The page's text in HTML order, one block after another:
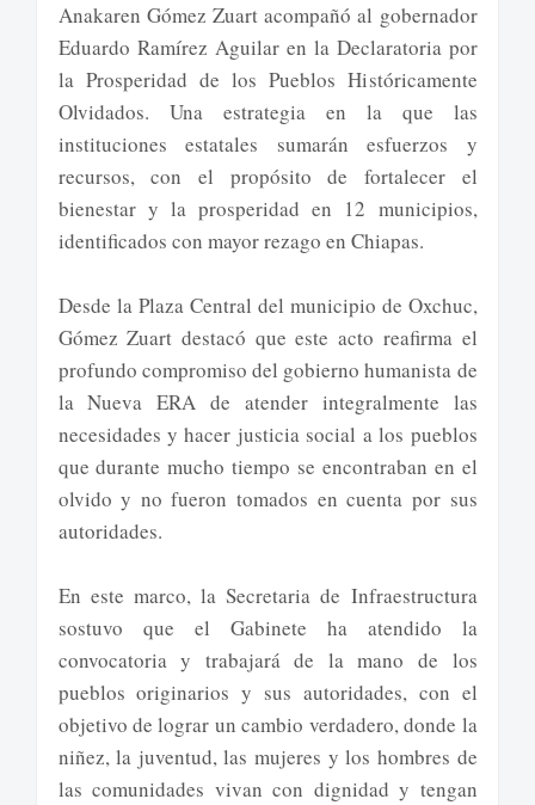
Anakaren Gómez Zuart acompañó al gobernador
Eduardo Ramírez Aguilar en la Declaratoria por
la Prosperidad de los Pueblos Históricamente
Olvidados. Una estrategia en la que las
instituciones estatales sumarán esfuerzos y
recursos, con el propósito de fortalecer el
bienestar y la prosperidad en 12 municipios,
identificados con mayor rezago en Chiapas.
Desde la Plaza Central del municipio de Oxchuc,
Gómez Zuart destacó que este acto reafirma el
profundo compromiso del gobierno humanista de
la Nueva ERA de atender integralmente las
necesidades y hacer justicia social a los pueblos
que durante mucho tiempo se encontraban en el
olvido y no fueron tomados en cuenta por sus
autoridades.
En este marco, la Secretaria de Infraestructura
sostuvo que el Gabinete ha atendido la
convocatoria y trabajará de la mano de los
pueblos originarios y sus autoridades, con el
objetivo de lograr un cambio verdadero, donde la
niñez, la juventud, las mujeres y los hombres de
las comunidades vivan con dignidad y tengan